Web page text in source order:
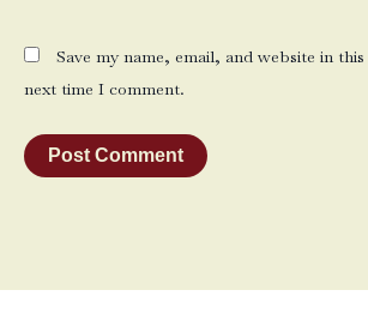
Save my name, email, and website in
next time I comment.